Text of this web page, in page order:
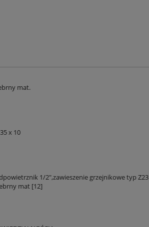
mat.
x 10
1/2",zawieszenie grzejnikowe typ Z23
mat [12]